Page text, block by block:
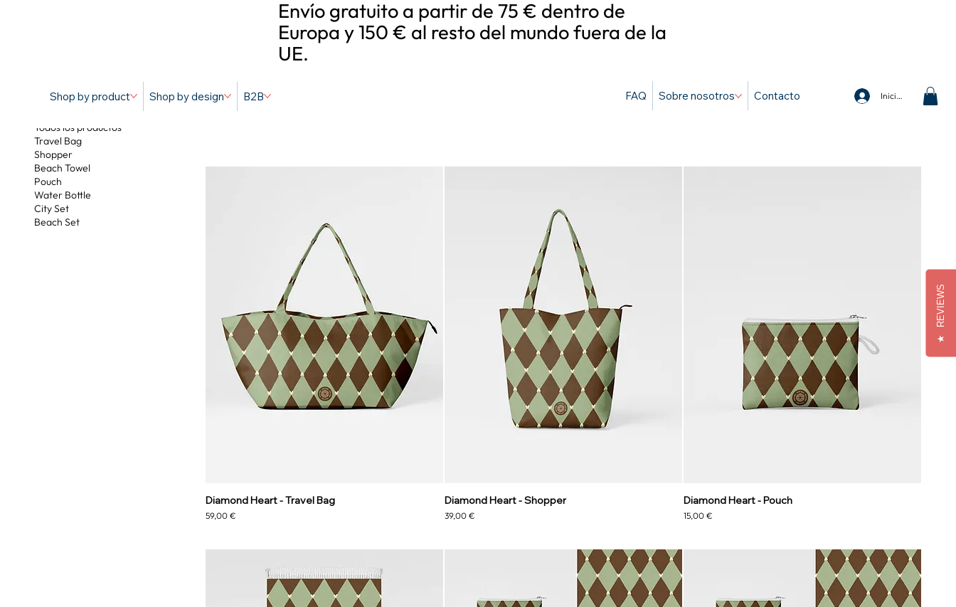
Shop by product Shop by design B2B Iniciar sesión
FAQ Sobre nosotros Contacto
Envío gratuito a partir de 75 € dentro de
Europa y 150 € al resto del mundo fuera de la
UE.
Todos los productos
Travel Bag
Shopper
Beach Towel
Pouch
Water Bottle
City Set
Beach Set
Diamond Heart
Diamond Heart - Travel Bag
Precio
59,00 €
Diamond Heart - Shopper
Precio
39,00 €
Diamond Heart - Pouch
Precio
15,00 €
★
REVIEWS